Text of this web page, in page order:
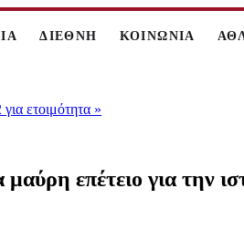
ΔΙΕΘΝΗ ΚΟΙΝΩΝΙΑ
ετοιμότητα »
επέτειο για την